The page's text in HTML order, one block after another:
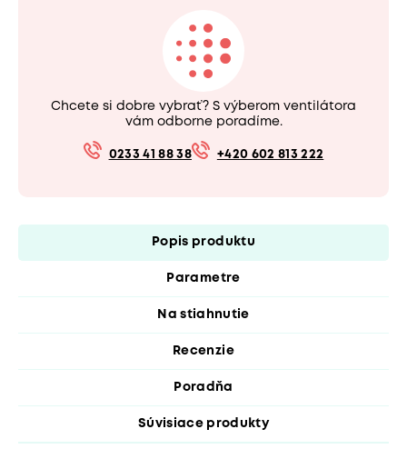
Chcete si dobre vybrať? S výberom ventilátora
vám odborne poradíme.
0233 41 88 38 +420 602 813 222
Popis produktu
Parametre
Na stiahnutie
Recenzie
Poradňa
Súvisiace produkty